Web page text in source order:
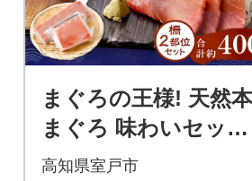
まぐろの王様! 天然本
まぐろ 味わいセット
400g
高知県室戸市